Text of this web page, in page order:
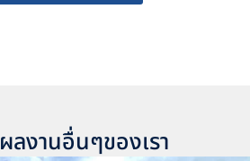
ผลงานอื่นๆของเรา